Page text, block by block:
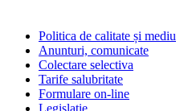
Politica de calitate și mediu
Anunturi, comunicate
Colectare selectiva
Tarife salubritate
Formulare on-line